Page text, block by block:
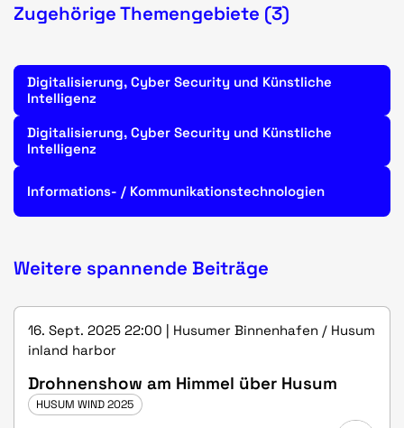
Zugehörige Themengebiete (3)
Digitalisierung, Cyber Security und Künstliche
Intelligenz
Digitalisierung, Cyber Security und Künstliche
Intelligenz
Informations- / Kommunikationstechnologien
Weitere spannende Beiträge
16. Sept. 2025 22:00 | Husumer Binnenhafen / Husum
inland harbor
Drohnenshow am Himmel über Husum
HUSUM WIND 2025